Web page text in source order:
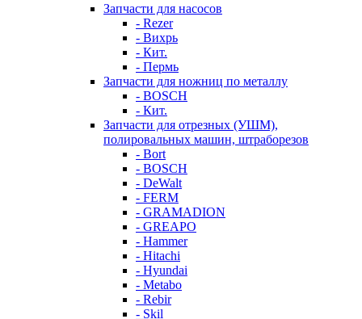
Запчасти для насосов
- Rezer
- Вихрь
- Кит.
- Пермь
Запчасти для ножниц по металлу
- BOSCH
- Кит.
Запчасти для отрезных (УШМ),
полировальных машин, штраборезов
- Bort
- BOSCH
- DeWalt
- FERM
- GRAMADION
- GREAPO
- Hammer
- Hitachi
- Hyundai
- Metabo
- Rebir
- Skil